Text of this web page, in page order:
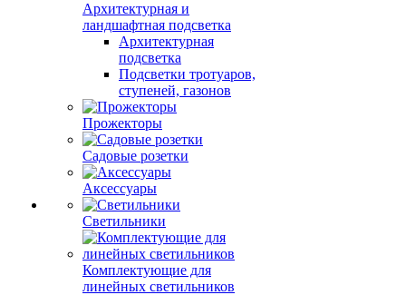
Архитектурная и
ландшафтная подсветка
Архитектурная
подсветка
Подсветки тротуаров,
ступеней, газонов
Прожекторы
Садовые розетки
Аксессуары
Светильники
Комплектующие для
линейных светильников